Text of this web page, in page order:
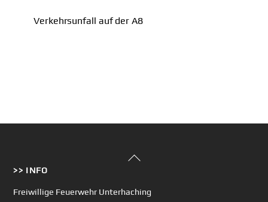
Verkehrsunfall auf der A8
Back
>> INFO
Freiwillige Feuerwehr Unterhaching